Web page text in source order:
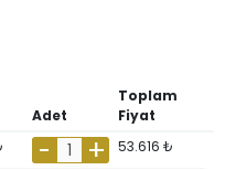
Adet
Toplam
Fiyat
53.616 ₺